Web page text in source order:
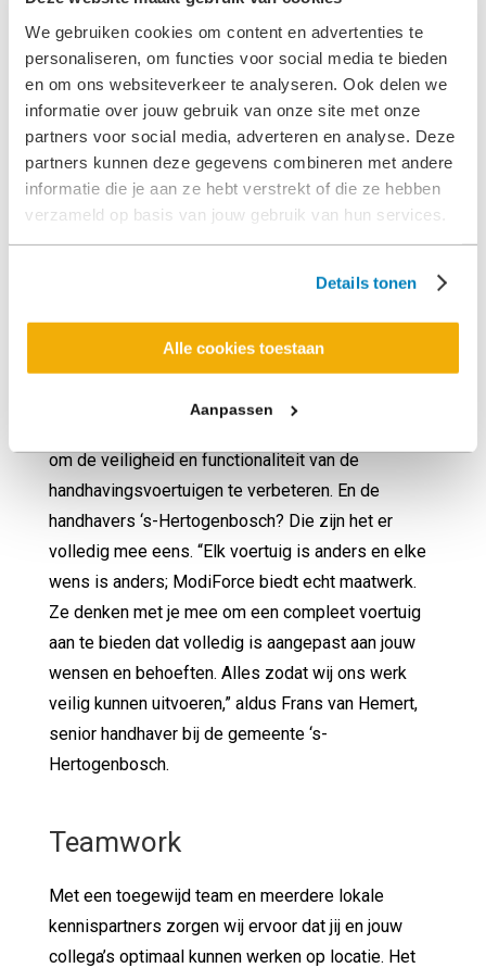
We gebruiken cookies om content en advertenties te
personaliseren, om functies voor social media te bieden
en om ons websiteverkeer te analyseren. Ook delen we
informatie over jouw gebruik van onze site met onze
partners voor social media, adverteren en analyse. Deze
partners kunnen deze gegevens combineren met andere
informatie die je aan ze hebt verstrekt of die ze hebben
verzameld op basis van jouw gebruik van hun services.
Details tonen
Alle cookies toestaan
Aanpassen
Een veiliger ‘s-Hertogenbosch
Onze aanpak is persoonlijk, betrokken en
betrouwbaar en we gaan alleen voor topkwaliteit. In
onze intensieve samenwerking staat jouw
behoefte centraal. We kennen onze klanten en zijn
goed op de hoogte van wat er speelt in de markt.
Onze succesvolle samenwerking met de
gemeente’s-Hertogenboschillustreert dit. Van
een dakset met zoeklichtfunctie tot matrixborden
om de veiligheid en functionaliteit van de
handhavingsvoertuigen te verbeteren. En de
handhavers ‘s-Hertogenbosch? Die zijn het er
volledig mee eens. “Elk voertuig is anders en elke
wens is anders; ModiForce biedt echt maatwerk.
Ze denken met je mee om een compleet voertuig
aan te bieden dat volledig is aangepast aan jouw
wensen en behoeften. Alles zodat wij ons werk
veilig kunnen uitvoeren,” aldus Frans van Hemert,
senior handhaver bij de gemeente ‘s-
Hertogenbosch.
Teamwork
Met een toegewijd team en meerdere lokale
kennispartners zorgen wij ervoor dat jij en jouw
collega’s optimaal kunnen werken op locatie. Het